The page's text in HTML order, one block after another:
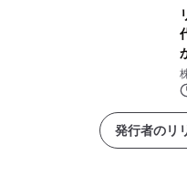
発行者のリ